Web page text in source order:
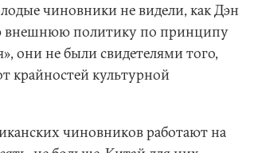
чиновники не видели, как Дэн
внешнюю политику по принципу
они не были свидетелями того,
крайностей культурной
чиновников работают на